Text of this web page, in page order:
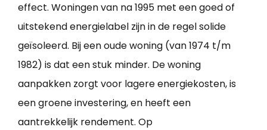
effect. Woningen van na 1995 met een goed of
uitstekend energielabel zijn in de regel solide
geïsoleerd. Bij een oude woning (van 1974 t/m
1982) is dat een stuk minder. De woning
aanpakken zorgt voor lagere energiekosten, is
een groene investering, en heeft een
aantrekkelijk rendement. Op